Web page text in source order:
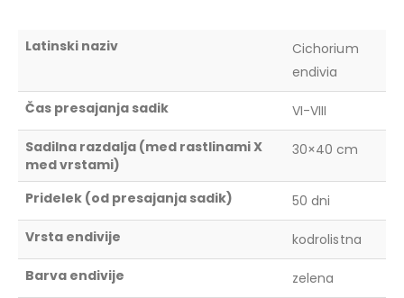
Latinski naziv
Cichorium
endivia
Čas presajanja sadik
VI-VIII
Sadilna razdalja (med rastlinami X
med vrstami)
30×40 cm
Pridelek (od presajanja sadik)
50 dni
Vrsta endivije
kodrolistna
Barva endivije
zelena